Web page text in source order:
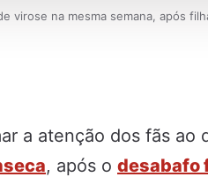
virose na mesma semana, após
a atenção dos fãs ao
, após o desabafo